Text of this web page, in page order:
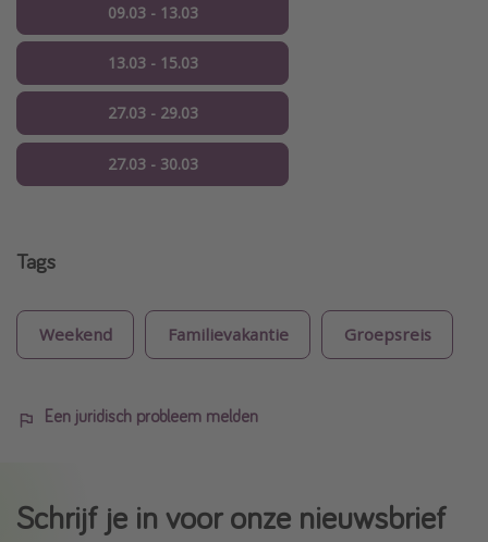
09.03 - 13.03
13.03 - 15.03
27.03 - 29.03
27.03 - 30.03
Tags
Weekend Familievakantie Groepsreis
Een juridisch probleem melden
Schrijf je in voor onze nieuwsbrief